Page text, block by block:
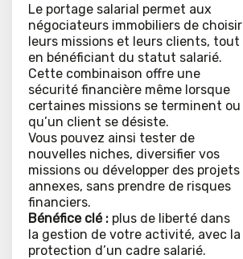
Le portage salarial permet aux
négociateurs immobiliers de choisir
leurs missions et leurs clients, tout
en bénéficiant du statut salarié.
Cette combinaison offre une
sécurité financière même lorsque
certaines missions se terminent ou
qu’un client se désiste.
Vous pouvez ainsi tester de
nouvelles niches, diversifier vos
missions ou développer des projets
annexes, sans prendre de risques
financiers.
Bénéfice clé : plus de liberté dans
la gestion de votre activité, avec la
protection d’un cadre salarié.